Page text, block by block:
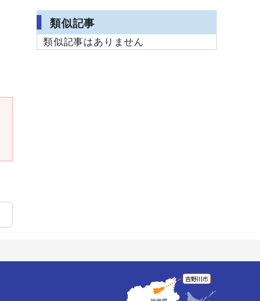
類似記事
類似記事はありません